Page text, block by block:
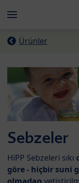
Menü
Ürünler
Sebzeler
HiPP Sebzeleri sıkı
göre - hiçbir suni